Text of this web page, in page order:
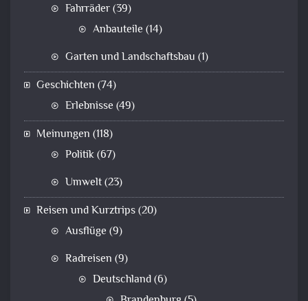
Fahrräder(39)
Anbauteile (14)
Garten und Landschaftsbau (1)
Geschichten (74)
Erlebnisse (49)
Meinungen (118)
Politik(67)
Umwelt(23)
Reisen und Kurztrips(20)
Ausflüge (9)
Radreisen (9)
Deutschland(6)